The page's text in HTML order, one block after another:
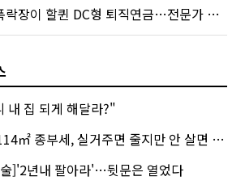
장이 할퀸 DC형 퇴직연금…전문가 조언은
내 집 되게 해달라?"
종부세, 실거주면 줄지만 안 살면 2.5배
]'2년내 팔아라'…뒷문은 열었다